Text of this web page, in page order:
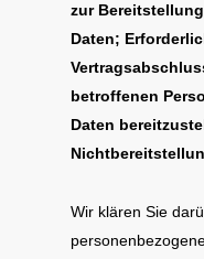
zur
Daten;
betroffenen
Daten
Wir klären Sie